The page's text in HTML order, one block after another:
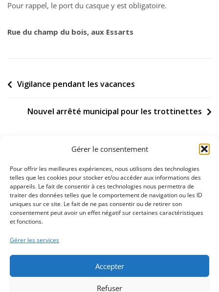
Gérer le consentement
Pour offrir les meilleures expériences, nous utilisons des technologies
telles que les cookies pour stocker et/ou accéder aux informations des
appareils. Le fait de consentir à ces technologies nous permettra de
traiter des données telles que le comportement de navigation ou les ID
uniques sur ce site. Le fait de ne pas consentir ou de retirer son
consentement peut avoir un effet négatif sur certaines caractéristiques
et fonctions.
Gérer les services
Accepter
Refuser
Pour rappel, le port du casque y est obligatoire.
Rue du champ du bois, aux Essarts
Navigation
l’article
Vigilance pendant les vacances
Nouvel arrêté municipal pour les trottinettes
02 32 11 53 53
Nous contacter
La mairie est ouverte du lundi au vendredi de 8h30 à 12h00
et de 13h30 à 17h00